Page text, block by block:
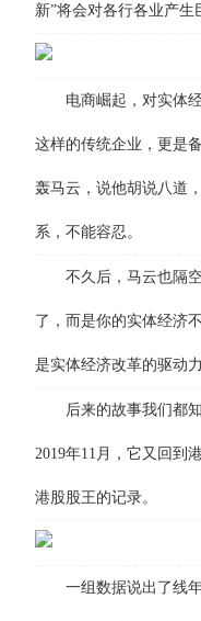
新”将会对各行各业产生
电商崛起，对实体经
这样的传统企业，更是
轰马云，说他胡说八道
系，不能容忍。
不久后，马云也隔空
了，而是你的实体经济
是实体经济改革的驱动力
后来的故事我们都知
2019年11月，它又回到
港股股王的记录。
一组数据说出了线年